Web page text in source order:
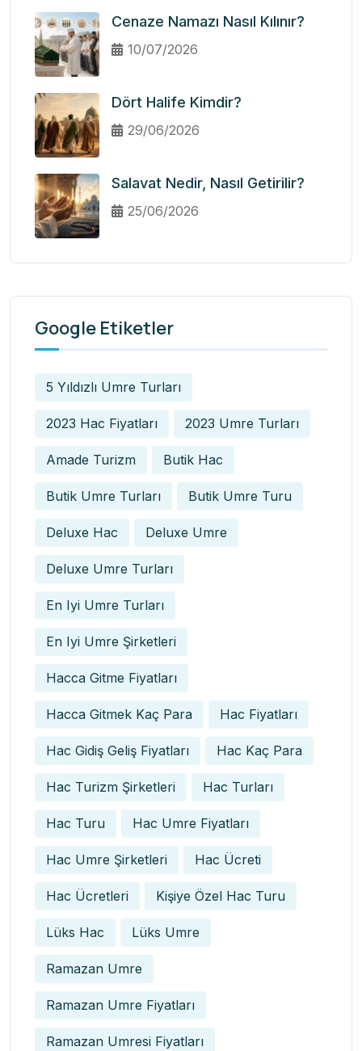
Cenaze Namazı Nasıl Kılınır?
10/07/2026
Dört Halife Kimdir?
29/06/2026
Salavat Nedir, Nasıl Getirilir?
25/06/2026
Google Etiketler
5 Yıldızlı Umre Turları
2023 Hac Fiyatları 2023 Umre Turları
Amade Turizm Butik Hac
Butik Umre Turları Butik Umre Turu
Deluxe Hac Deluxe Umre
Deluxe Umre Turları
En Iyi Umre Turları
En Iyi Umre Şirketleri
Hacca Gitme Fiyatları
Hacca Gitmek Kaç Para Hac Fiyatları
Hac Gidiş Geliş Fiyatları Hac Kaç Para
Hac Turizm Şirketleri Hac Turları
Hac Turu Hac Umre Fiyatları
Hac Umre Şirketleri Hac Ücreti
Hac Ücretleri Kişiye Özel Hac Turu
Lüks Hac Lüks Umre
Ramazan Umre
Ramazan Umre Fiyatları
Ramazan Umresi Fiyatları